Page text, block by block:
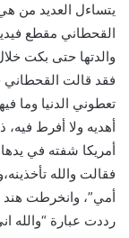
يتساءل العديد من
القحطاني مقطع
والدتها حتى بكت
فقد قالت القحطاني
تعطوني الدنيا وما
أهديه ولا أفرط
أمريكا شفته في
فقالت والله
أمي”، وانخرطت هند
رددت عبارة “والله